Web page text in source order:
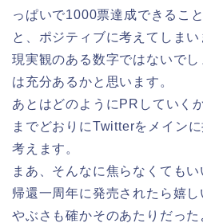
っぱいで1000票達成できるこ
と、ポジティブに考えてしま
現実観のある数字ではないで
は充分あるかと思います。
あとはどのようにPRしていく
までどおりにTwitterをメイン
考えます。
まあ、そんなに焦らなくても
帰還一周年に発売されたら嬉
やぶさも確かそのあたりだっ